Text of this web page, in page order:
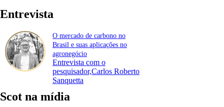
Entrevista
O mercado de carbono no
Brasil e suas aplicações no
agronegócio
Entrevista com o
pesquisador,Carlos Roberto
Sanquetta
Scot na mídia